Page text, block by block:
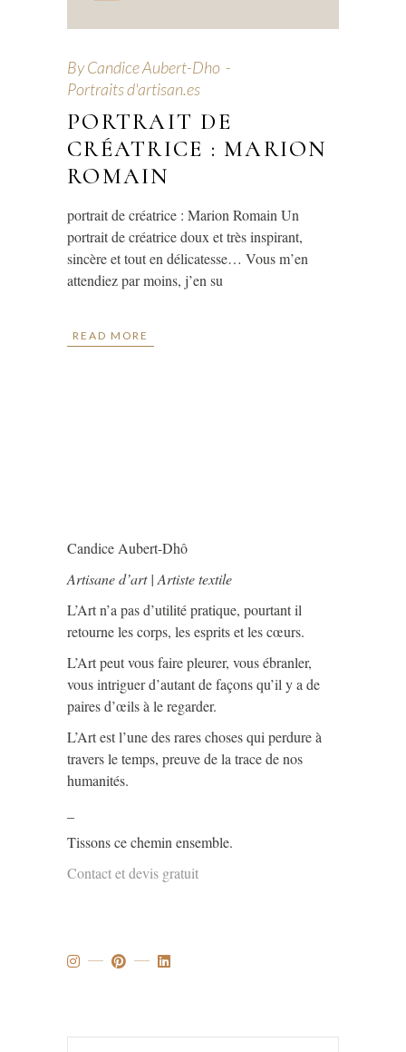
ByCandice Aubert-Dho
Portraits d'artisan.es
PORTRAIT DE
CRÉATRICE : MARION
ROMAIN
portrait de créatrice : Marion Romain Un
portrait de créatrice doux et très inspirant,
sincère et tout en délicatesse… Vous m’en
attendiez par moins, j’en su
READ MORE
Candice Aubert-Dhô
Artisane d’art | Artiste textile
L’Art n’a pas d’utilité pratique, pourtant il
retourne les corps, les esprits et les cœurs.
L’Art peut vous faire pleurer, vous ébranler,
vous intriguer d’autant de façons qu’il y a de
paires d’œils à le regarder.
L’Art est l’une des rares choses qui perdure à
travers le temps, preuve de la trace de nos
humanités.
Tissons ce chemin ensemble.
Contact et devis gratuit
Search